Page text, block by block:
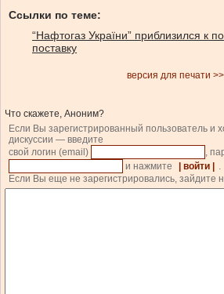
Ссылки по теме:
“Нафтогаз України” приблизился к
поставку
версия для печати >>
Что скажете, Аноним?
Если Вы зарегистрированный пользователь и
дискуссии — введите
свой логин (email)
,
и нажмите
| войти |
.
Если Вы еще не зарегистрировались, зайдите